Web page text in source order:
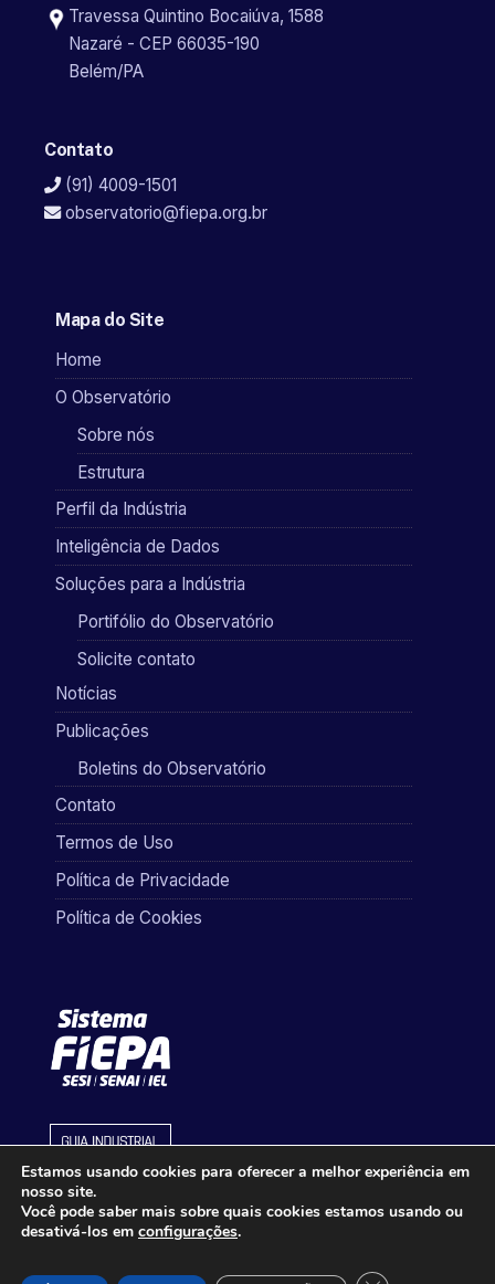
Travessa Quintino Bocaiúva, 1588
Nazaré - CEP 66035-190
Belém/PA
Contato
(91) 4009-1501
observatorio@fiepa.org.br
Mapa do Site
Home
O Observatório
Sobre nós
Estrutura
Perfil da Indústria
Inteligência de Dados
Soluções para a Indústria
Portifólio do Observatório
Solicite contato
Notícias
Publicações
Boletins do Observatório
Contato
Termos de Uso
Política de Privacidade
Política de Cookies
Estamos usando cookies para oferecer a melhor experiência em
nosso site.
Você pode saber mais sobre quais cookies estamos usando ou
desativá-los em configurações.